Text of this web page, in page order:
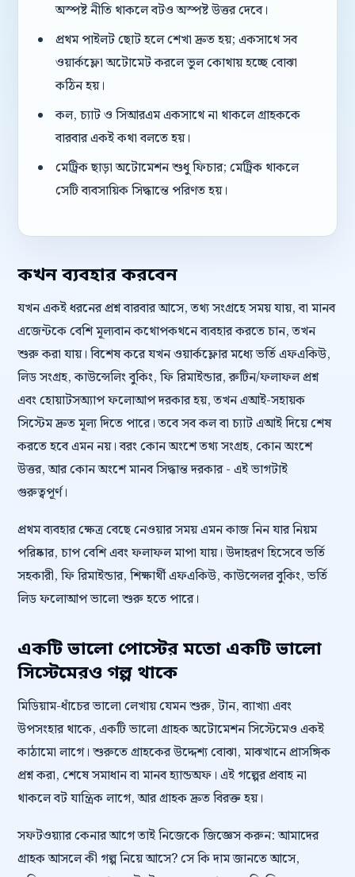
অস্পষ্ট নীতি থাকলে বটও অস্পষ্ট উত্তর দেবে।
প্রথম পাইলট ছোট হলে শেখা দ্রুত হয়; একসাথে সব
ওয়ার্কফ্লো অটোমেট করলে ভুল কোথায় হচ্ছে বোঝা
কঠিন হয়।
কল, চ্যাট ও সিআরএম একসাথে না থাকলে গ্রাহককে
বারবার একই কথা বলতে হয়।
মেট্রিক ছাড়া অটোমেশন শুধু ফিচার; মেট্রিক থাকলে
সেটি ব্যবসায়িক সিদ্ধান্তে পরিণত হয়।
কখন ব্যবহার করবেন
যখন একই ধরনের প্রশ্ন বারবার আসে, তথ্য সংগ্রহে সময় যায়, বা মানব
এজেন্টকে বেশি মূল্যবান কথোপকথনে ব্যবহার করতে চান, তখন
শুরু করা যায়। বিশেষ করে যখন ওয়ার্কফ্লোর মধ্যে ভর্তি এফএকিউ,
লিড সংগ্রহ, কাউন্সেলিং বুকিং, ফি রিমাইন্ডার, রুটিন/ফলাফল প্রশ্ন
এবং হোয়াটসঅ্যাপ ফলোআপ দরকার হয়, তখন এআই-সহায়ক
সিস্টেম দ্রুত মূল্য দিতে পারে। তবে সব কল বা চ্যাট এআই দিয়ে শেষ
করতে হবে এমন নয়। বরং কোন অংশে তথ্য সংগ্রহ, কোন অংশে
উত্তর, আর কোন অংশে মানব সিদ্ধান্ত দরকার - এই ভাগটাই
গুরুত্বপূর্ণ।
প্রথম ব্যবহার ক্ষেত্র বেছে নেওয়ার সময় এমন কাজ নিন যার নিয়ম
পরিষ্কার, চাপ বেশি এবং ফলাফল মাপা যায়। উদাহরণ হিসেবে ভর্তি
সহকারী, ফি রিমাইন্ডার, শিক্ষার্থী এফএকিউ, কাউন্সেলর বুকিং, ভর্তি
লিড ফলোআপ ভালো শুরু হতে পারে।
একটি ভালো পোস্টের মতো একটি ভালো
সিস্টেমেরও গল্প থাকে
মিডিয়াম-ধাঁচের ভালো লেখায় যেমন শুরু, টান, ব্যাখ্যা এবং
উপসংহার থাকে, একটি ভালো গ্রাহক অটোমেশন সিস্টেমেও একই
কাঠামো লাগে। শুরুতে গ্রাহকের উদ্দেশ্য বোঝা, মাঝখানে প্রাসঙ্গিক
প্রশ্ন করা, শেষে সমাধান বা মানব হ্যান্ডঅফ। এই গল্পের প্রবাহ না
থাকলে বট যান্ত্রিক লাগে, আর গ্রাহক দ্রুত বিরক্ত হয়।
সফটওয়্যার কেনার আগে তাই নিজেকে জিজ্ঞেস করুন: আমাদের
গ্রাহক আসলে কী গল্প নিয়ে আসে? সে কি দাম জানতে আসে,